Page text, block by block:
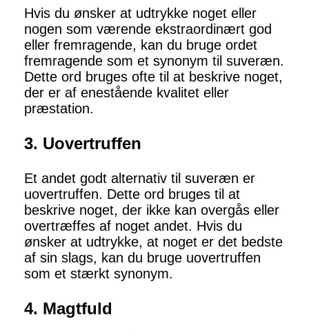
Hvis du ønsker at udtrykke noget eller
nogen som værende ekstraordinært god
eller fremragende, kan du bruge ordet
fremragende som et synonym til suveræn.
Dette ord bruges ofte til at beskrive noget,
der er af enestående kvalitet eller
præstation.
3. Uovertruffen
Et andet godt alternativ til suveræn er
uovertruffen. Dette ord bruges til at
beskrive noget, der ikke kan overgås eller
overtræffes af noget andet. Hvis du
ønsker at udtrykke, at noget er det bedste
af sin slags, kan du bruge uovertruffen
som et stærkt synonym.
4. Magtfuld